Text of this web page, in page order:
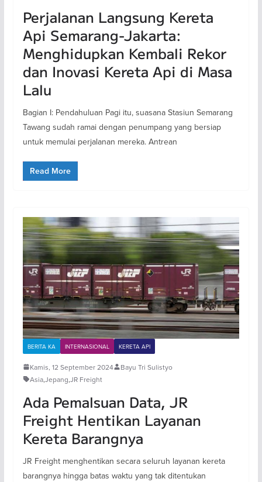
Perjalanan Langsung Kereta
Api Semarang-Jakarta:
Menghidupkan Kembali Rekor
dan Inovasi Kereta Api di Masa
Lalu
Bagian I: Pendahuluan Pagi itu, suasana Stasiun Semarang
Tawang sudah ramai dengan penumpang yang bersiap
untuk memulai perjalanan mereka. Antrean
Read More
BERITA KA INTERNASIONAL KERETA API
Kamis, 12 September 2024
Bayu Tri Sulistyo
Asia,Jepang,JR Freight
Ada Pemalsuan Data, JR
Freight Hentikan Layanan
Kereta Barangnya
JR Freight menghentikan secara seluruh layanan kereta
barangnya hingga batas waktu yang tak ditentukan